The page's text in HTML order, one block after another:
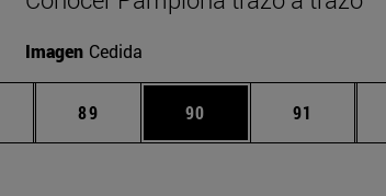
Imagen Cedida
Páginas intermedias Use TAB para desplazarse.
Página
89 Página
90 Página
91